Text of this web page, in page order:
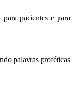
pacientes e para
palavras proféticas